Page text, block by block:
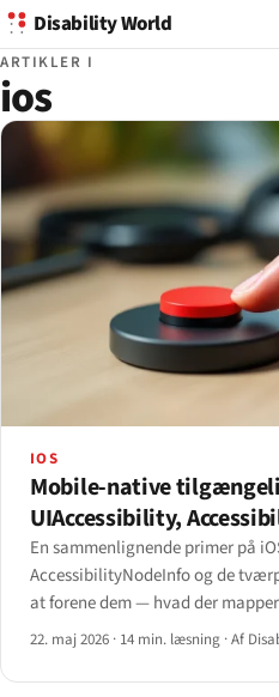
Disability World
ARTIKLER I
ios
IOS
Mobile-native
UIAccessibility,
En sammenlignende primer på
AccessibilityNodeInfo og de
at forene dem — hvad der
hvor mobiltilgængelighed stille
22. maj 2026 · 14 min. læsning ·Af